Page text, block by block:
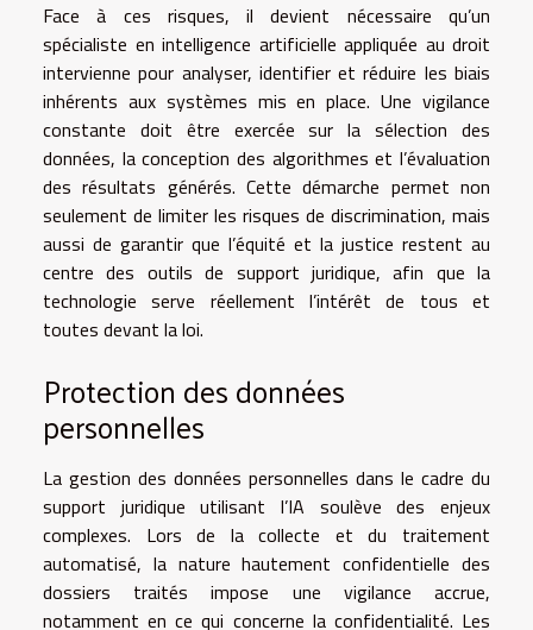
Face à ces risques, il devient nécessaire qu’un
spécialiste en intelligence artificielle appliquée au droit
intervienne pour analyser, identifier et réduire les biais
inhérents aux systèmes mis en place. Une vigilance
constante doit être exercée sur la sélection des
données, la conception des algorithmes et l’évaluation
des résultats générés. Cette démarche permet non
seulement de limiter les risques de discrimination, mais
aussi de garantir que l’équité et la justice restent au
centre des outils de support juridique, afin que la
technologie serve réellement l’intérêt de tous et
toutes devant la loi.
Protection des données
personnelles
La gestion des données personnelles dans le cadre du
support juridique utilisant l’IA soulève des enjeux
complexes. Lors de la collecte et du traitement
automatisé, la nature hautement confidentielle des
dossiers traités impose une vigilance accrue,
notamment en ce qui concerne la confidentialité. Les